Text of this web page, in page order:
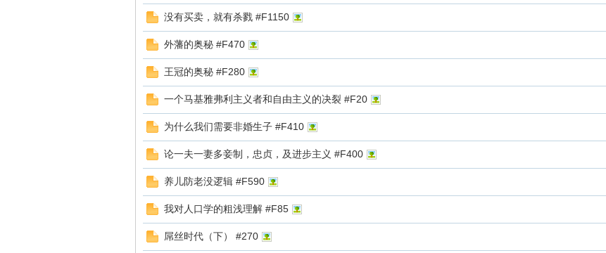
论
没有买卖，就有杀戮 #F1150
外藩的奥秘 #F470
王冠的奥秘 #F280
一个马基雅弗利主义者和自由主义的决裂 #F20
为什么我们需要非婚生子 #F410
论一夫一妻多妾制，忠贞，及进步主义 #F400
养儿防老没逻辑 #F590
我对人口学的粗浅理解 #F85
屌丝时代（下） #270